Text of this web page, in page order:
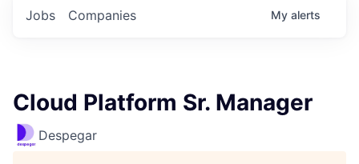
Jobs Companies My alerts
Cloud Platform Sr. Manager
Despegar